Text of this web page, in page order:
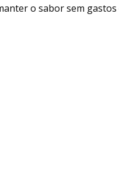
o sabor sem gastos